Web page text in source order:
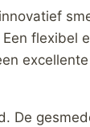
flexibel
De